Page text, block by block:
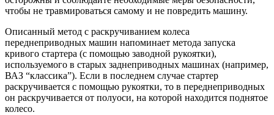
чтобы не травмироваться самому и не повредить машину.
Описанный метод с раскручиванием колеса
переднеприводных машин напоминает метода запуска
кривого стартера (с помощью заводной рукоятки),
используемого в старых заднеприводных машинах (например,
ВАЗ “классика”). Если в последнем случае стартер
раскручивается с помощью рукоятки, то в переднеприводных
он раскручивается от полуоси, на которой находится поднятое
колесо.